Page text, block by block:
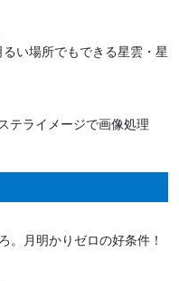
い場所でもできる星雲・星
テライメージで画像処理
。月明かりゼロの好条件！